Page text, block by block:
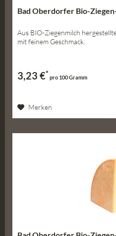
Bad Oberdorfer Bio-
Aus BIO-Ziegenmilch
mit feinem Geschmack.
3,23 €*pro 100 Gramm
Merken